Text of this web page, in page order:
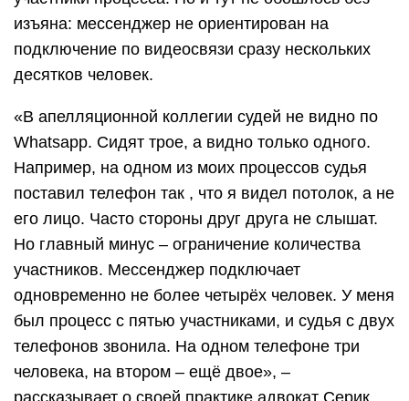
изъяна: мессенджер не ориентирован на
подключение по видеосвязи сразу нескольких
десятков человек.
«В апелляционной коллегии судей не видно по
Whatsapp. Сидят трое, а видно только одного.
Например, на одном из моих процессов судья
поставил телефон так , что я видел потолок, а не
его лицо. Часто стороны друг друга не слышат.
Но главный минус – ограничение количества
участников. Мессенджер подключает
одновременно не более четырёх человек. У меня
был процесс с пятью участниками, и судья с двух
телефонов звонила. На одном телефоне три
человека, на втором – ещё двое», –
рассказывает о своей практике адвокат Серик